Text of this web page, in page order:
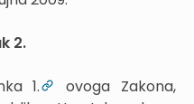
2.
1.
ovoga Zakona,